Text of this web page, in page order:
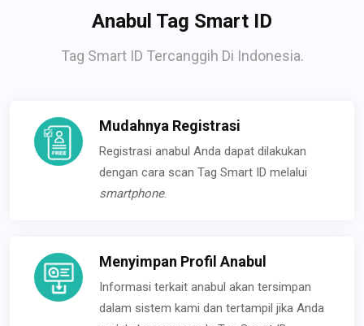
Anabul Tag Smart ID
Tag Smart ID Tercanggih Di Indonesia.
Mudahnya Registrasi
Registrasi anabul Anda dapat dilakukan
dengan cara scan Tag Smart ID melalui
smartphone.
Menyimpan Profil Anabul
Informasi terkait anabul akan tersimpan
dalam sistem kami dan tertampil jika Anda